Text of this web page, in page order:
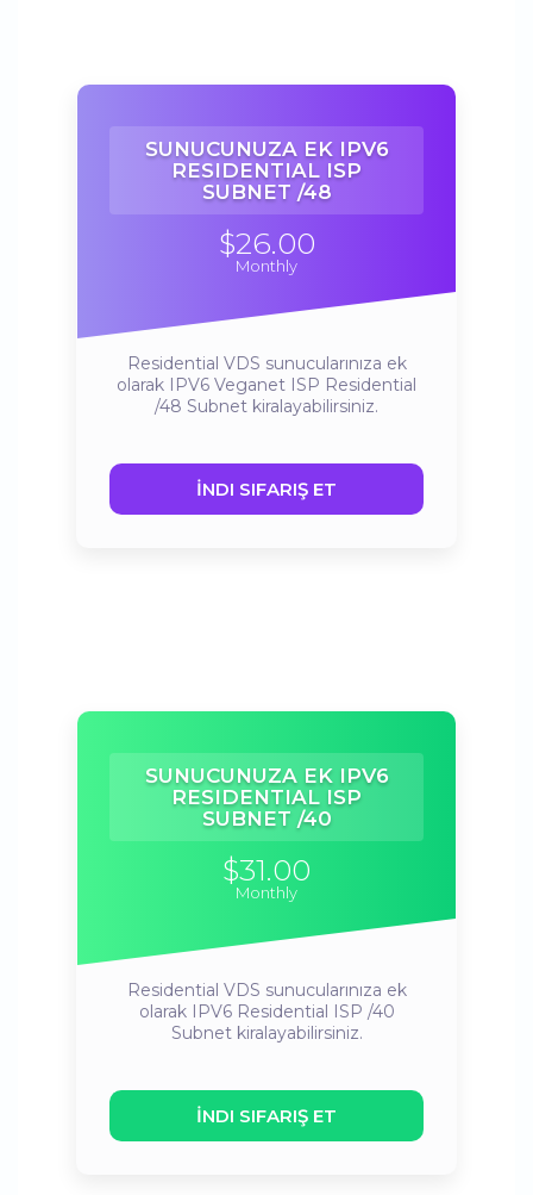
SUNUCUNUZA EK IPV6
RESIDENTIAL ISP
SUBNET /48
$26.00
Monthly
Residential VDS sunucularınıza ek
olarak IPV6 Veganet ISP Residential
/48 Subnet kiralayabilirsiniz.
İNDI SIFARIŞ ET
SUNUCUNUZA EK IPV6
RESIDENTIAL ISP
SUBNET /40
$31.00
Monthly
Residential VDS sunucularınıza ek
olarak IPV6 Residential ISP /40
Subnet kiralayabilirsiniz.
İNDI SIFARIŞ ET